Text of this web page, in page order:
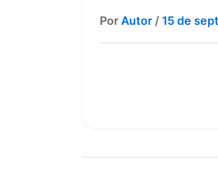
PorAutor /15 de